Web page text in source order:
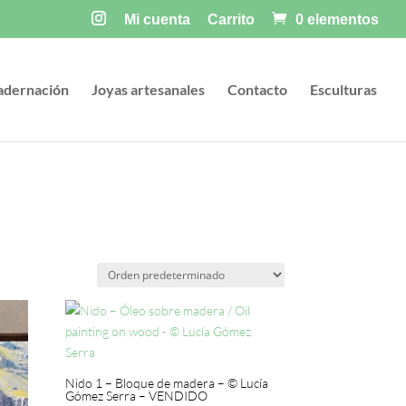
Mi cuenta Carrito 0 elementos
Joyas artesanales Contacto Esculturas
Nido 1 – Bloque de madera – © Lucía
Gómez Serra – VENDIDO